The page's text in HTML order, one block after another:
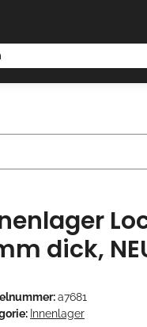
dick,
a7681
Innenlager